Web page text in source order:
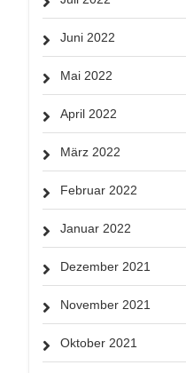
Juni 2022
Mai 2022
April 2022
März 2022
Februar 2022
Januar 2022
Dezember 2021
November 2021
Oktober 2021